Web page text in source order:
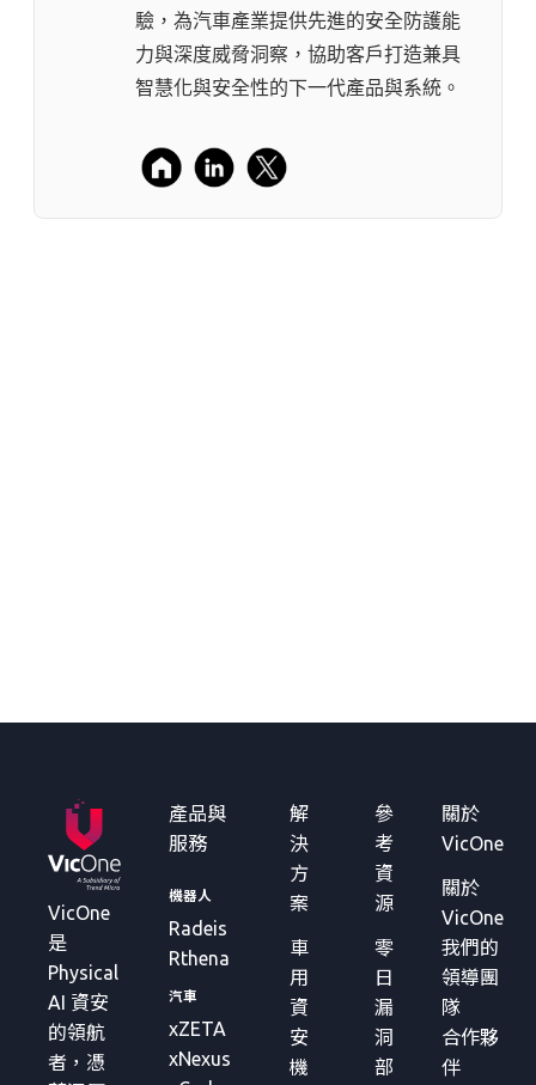
驗，為汽車產業提供先進的安全防護能
力與深度威脅洞察，協助客戶打造兼具
智慧化與安全性的下一代產品與系統。
VicOne
是
Physical
AI 資安
的領航
者，憑
產品與
服務
機器人
Radeis
Rthena
汽車
xZETA
xNexus
解
決
方
案
車
用
資
安
機
參
考
資
源
零
日
漏
洞
部
關於
VicOne
關於
VicOne
我們的
領導團
隊
合作夥
伴